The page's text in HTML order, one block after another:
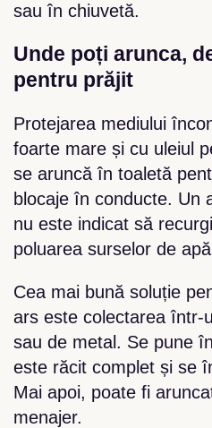
sau în chiuvetă.
Unde poți arunca,
pentru prăjit
Protejarea mediului
foarte mare și cu uleiul
se aruncă în toaletă
blocaje în conducte. Un
nu este indicat să
poluarea surselor de
Cea mai bună soluție
ars este colectarea într-
sau de metal. Se pune
este răcit complet și se
Mai apoi, poate fi
menajer.